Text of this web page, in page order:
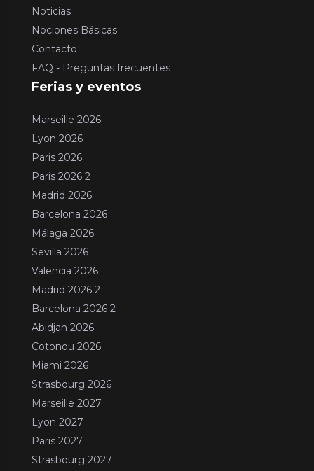
Noticias
Nociones Básicas
Contacto
FAQ - Preguntas frecuentes
Ferias y eventos
Marseille 2026
Lyon 2026
Paris 2026
Paris 2026 2
Madrid 2026
Barcelona 2026
Málaga 2026
Sevilla 2026
Valencia 2026
Madrid 2026 2
Barcelona 2026 2
Abidjan 2026
Cotonou 2026
Miami 2026
Strasbourg 2026
Marseille 2027
Lyon 2027
Paris 2027
Strasbourg 2027